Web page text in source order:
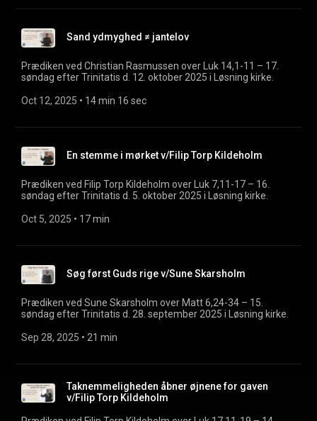
Sand ydmyghed ≠ jantelov
Prædiken ved Christian Rasmussen over Luk 14,1-11 – 17.
søndag efter Trinitatis d. 12. oktober 2025 i Løsning kirke.
Oct 12, 2025 • 14 min 16 sec
En stemme i mørket v/Filip Torp Kildeholm
Prædiken ved Filip Torp Kildeholm over Luk 7,11-17 – 16.
søndag efter Trinitatis d. 5. oktober 2025 i Løsning kirke.
Oct 5, 2025 • 17 min
Søg først Guds rige v/Sune Skarsholm
Prædiken ved Sune Skarsholm over Matt 6,24-34 – 15.
søndag efter Trinitatis d. 28. september 2025 i Løsning kirke.
Sep 28, 2025 • 21 min
Taknemmeligheden åbner øjnene for gaven
v/Filip Torp Kildeholm